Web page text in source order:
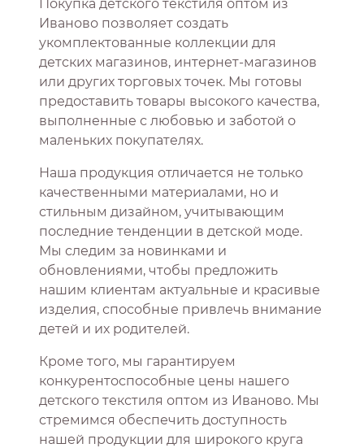
Покупка детского текстиля оптом из
Иваново позволяет создать
укомплектованные коллекции для
детских магазинов, интернет-магазинов
или других торговых точек. Мы готовы
предоставить товары высокого качества,
выполненные с любовью и заботой о
маленьких покупателях.
Наша продукция отличается не только
качественными материалами, но и
стильным дизайном, учитывающим
последние тенденции в детской моде.
Мы следим за новинками и
обновлениями, чтобы предложить
нашим клиентам актуальные и красивые
изделия, способные привлечь внимание
детей и их родителей.
Кроме того, мы гарантируем
конкурентоспособные цены нашего
детского текстиля оптом из Иваново. Мы
стремимся обеспечить доступность
нашей продукции для широкого круга